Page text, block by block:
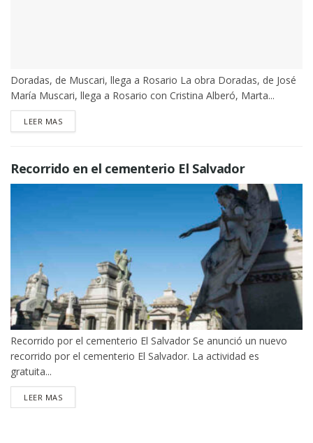
Doradas, de Muscari, llega a Rosario La obra Doradas, de José
María Muscari, llega a Rosario con Cristina Alberó, Marta...
LEER MASDETAILS
Recorrido en el cementerio El Salvador
Recorrido por el cementerio El Salvador Se anunció un nuevo
recorrido por el cementerio El Salvador. La actividad es
gratuita...
LEER MASDETAILS